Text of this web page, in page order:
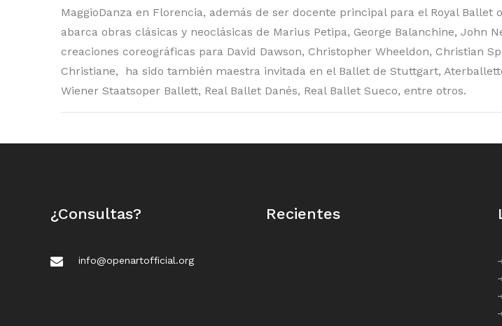
MaggioDanza en Florencia, además de ser docente principal para el Royal
abarca obras clásicas y neoclásicas de Marius Petipa, George Balanchine, John
creaciones coreográficas para David Dawson, Christopher Wheeldon, Christian
Christiane, ha sido también maestra invitada en el Ballet de Stuttgart,
Wiener Staatsoper Ballett, Real Ballet Danés, Real Ballet Sueco, entre otros.
¿Consultas?
info@openartofficial.org
Recientes